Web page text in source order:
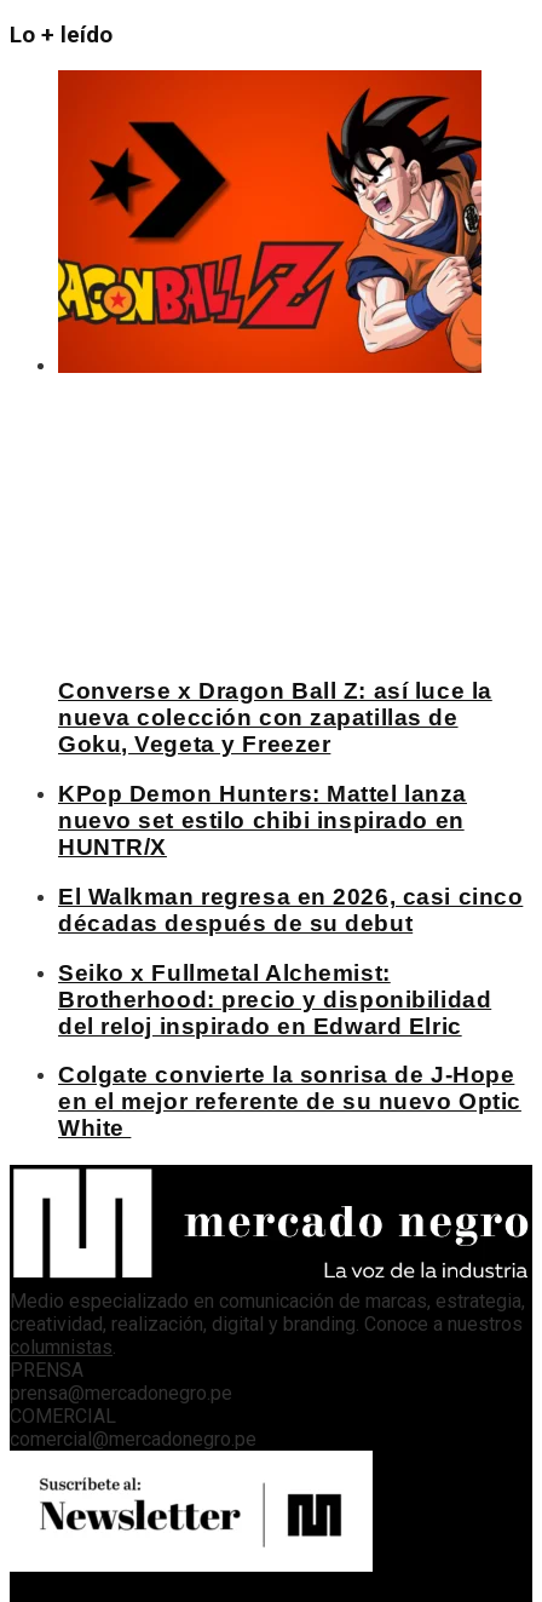
Lo + leído
Converse x Dragon Ball Z: así luce la
nueva colección con zapatillas de
Goku, Vegeta y Freezer
KPop Demon Hunters: Mattel lanza
nuevo set estilo chibi inspirado en
HUNTR/X
El Walkman regresa en 2026, casi cinco
décadas después de su debut
Seiko x Fullmetal Alchemist:
Brotherhood: precio y disponibilidad
del reloj inspirado en Edward Elric
Colgate convierte la sonrisa de J-Hope
en el mejor referente de su nuevo Optic
White
Medio especializado en comunicación de marcas, estrategia,
creatividad, realización, digital y branding. Conoce a nuestros
columnistas.
PRENSA
prensa@mercadonegro.pe
COMERCIAL
comercial@mercadonegro.pe